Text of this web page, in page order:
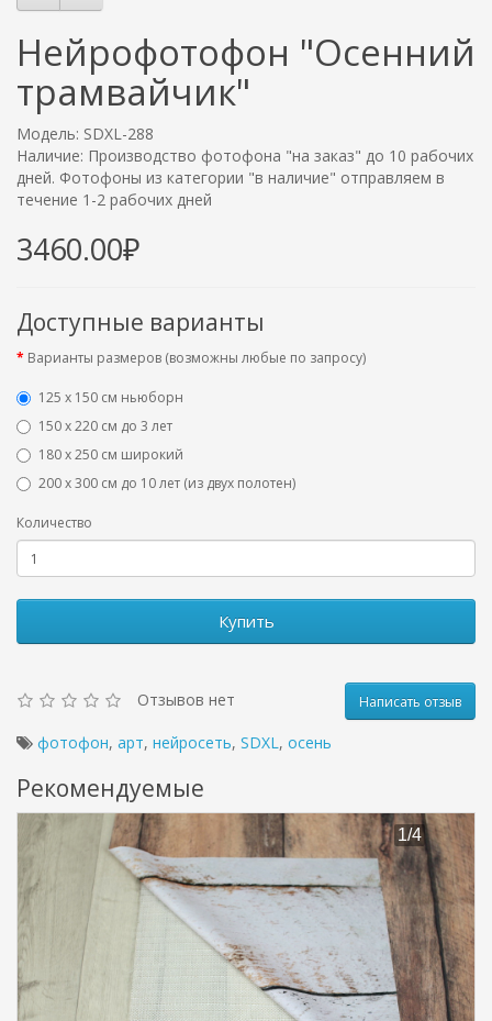
Нейрофотофон "Осенний
трамвайчик"
Модель: SDXL-288
Наличие: Производство фотофона "на заказ" до 10 рабочих
дней. Фотофоны из категории "в наличие" отправляем в
течение 1-2 рабочих дней
3460.00₽
Доступные варианты
Варианты размеров (возможны любые по запросу)
125 x 150 см ньюборн
150 х 220 см до 3 лет
180 х 250 см широкий
200 х 300 см до 10 лет (из двух полотен)
Количество
Купить
Отзывов нет Написать отзыв
фотофон, арт, нейросеть, SDXL, осень
Рекомендуемые